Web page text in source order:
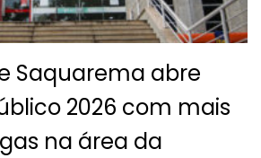
Saquarema abre
2026 com mais
na área da